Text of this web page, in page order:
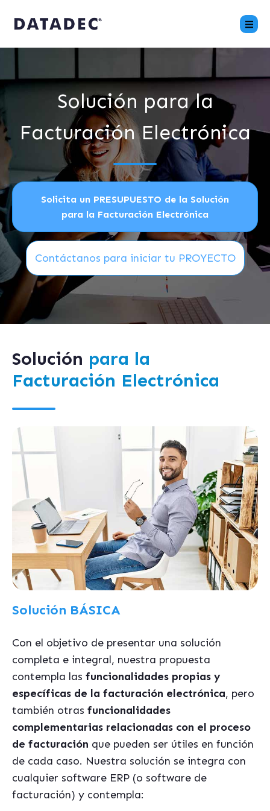
Solución para la
Facturación Electrónica
Solicita un PRESUPUESTO de la Solución
para la Facturación Electrónica
Contáctanos para iniciar tu PROYECTO
Solución para la
Facturación Electrónica
Solución BÁSICA
Con el objetivo de presentar una solución
completa e integral, nuestra propuesta
contempla las funcionalidades propias y
específicas de la facturación electrónica, pero
también otras funcionalidades
complementarias relacionadas con el proceso
de facturación que pueden ser útiles en función
de cada caso. Nuestra solución se integra con
cualquier software ERP (o software de
facturación) y contempla: